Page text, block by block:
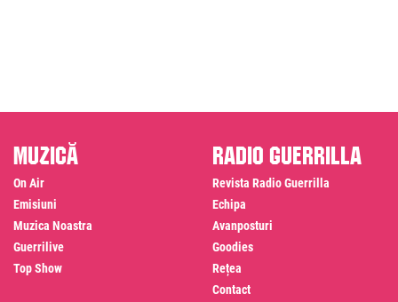
Muzică
On Air
Emisiuni
Muzica Noastra
Guerrilive
Top Show
Radio Guerrilla
Revista Radio Guerrilla
Echipa
Avanposturi
Goodies
Rețea
Contact